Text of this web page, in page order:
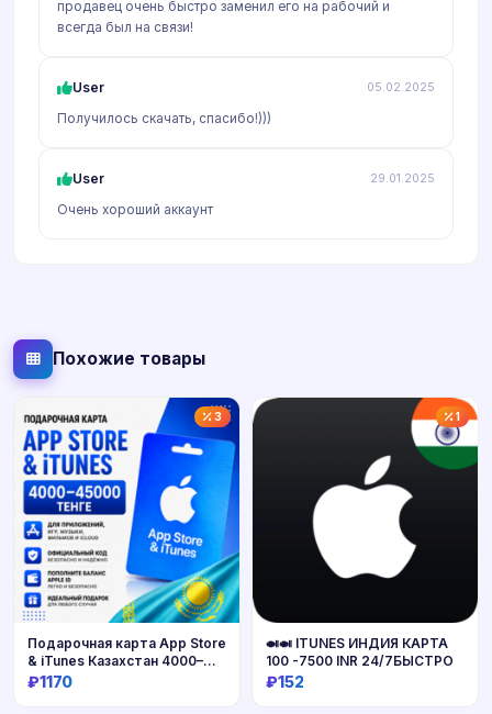
продавец очень быстро заменил его на рабочий и
всегда был на связи!
User 05.02.2025
Получилось скачать, спасибо!)))
User 29.01.2025
Очень хороший аккаунт
Похожие товары
3
Подарочная карта App Store
& iTunes Казахстан 4000–
45000 KZT
₽1170
1
🍛🍛 ITUNES ИНДИЯ КАРТА
100 -7500 INR 24/7БЫСТРО
₽152